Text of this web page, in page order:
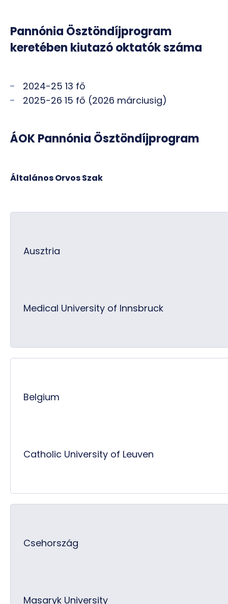
Pannónia Ösztöndíjprogram
keretében kiutazó oktatók száma
2024-25 13 fő
2025-26 15 fő (2026 márciusig)
ÁOK Pannónia Ösztöndíjprogram
Általános Orvos Szak
Ausztria
Medical University of Innsbruck
Belgium
Catholic University of Leuven
Csehország
Masaryk University